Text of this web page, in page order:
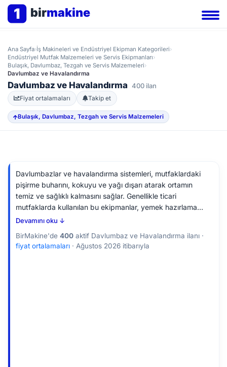
1 birmakine
Ana Sayfa›İş Makineleri ve Endüstriyel Ekipman Kategorileri›
Endüstriyel Mutfak Malzemeleri ve Servis Ekipmanları›
Bulaşık, Davlumbaz, Tezgah ve Servis Malzemeleri›
Davlumbaz ve Havalandırma
Davlumbaz ve Havalandırma 400 ilan
Fiyat ortalamaları Takip et
Bulaşık, Davlumbaz, Tezgah ve Servis Malzemeleri
Davlumbazlar ve havalandırma sistemleri, mutfaklardaki
pişirme buharını, kokuyu ve yağı dışarı atarak ortamın
temiz ve sağlıklı kalmasını sağlar. Genellikle ticari
mutfaklarda kullanılan bu ekipmanlar, yemek hazırlama
süreçlerinde hijyen koşullarını destekler. İkinci el
temizlenebilirliği hakkında detaylı bilgi edinmek, uzun
ömürlü bir kullanım için faydalı olacaktır.
Devamını oku ↓
BirMakine'de 400 aktif Davlumbaz ve Havalandırma ilanı ·
fiyat ortalamaları · Ağustos 2026 itibarıyla